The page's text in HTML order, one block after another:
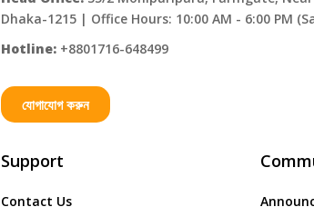
Dhaka-1215 | Office Hours: 10:00 AM - 6:00 PM
Hotline: +8801716-648499
যোগাযোগ করুন
Support
Contact Us